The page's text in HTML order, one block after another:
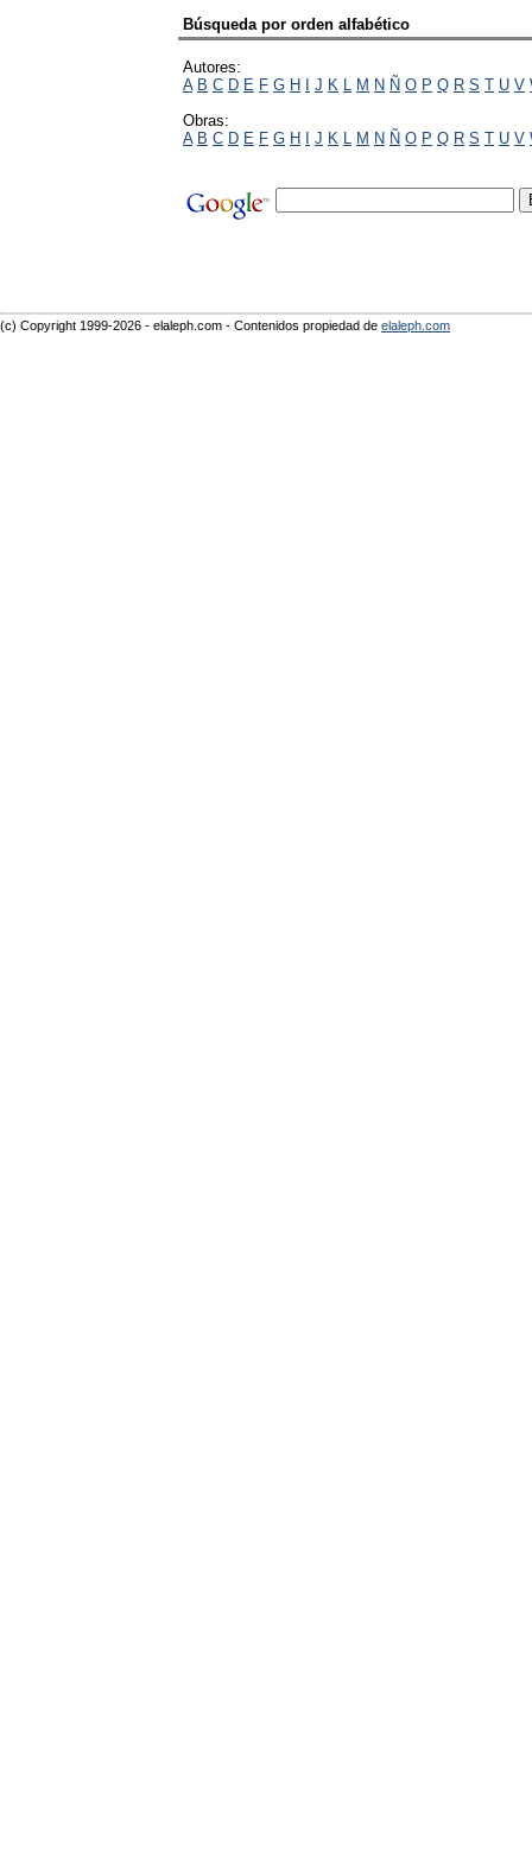
Búsqueda por orden alfabético
Autores:
A B C D E F G H I J K L M N Ñ O P Q R S T U V
Obras:
A B C D E F G H I J K L M N Ñ O P Q R S T U V
(c) Copyright 1999-2026 - elaleph.com - Contenidos propiedad de elaleph.com